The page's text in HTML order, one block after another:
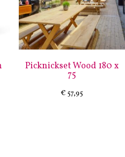
Picknickset Wood 180 x
75
€57,95